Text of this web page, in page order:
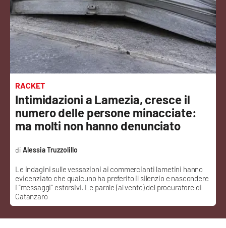
Sanità
Sport
Cultura
Podcast
Meteo
VIDEO
Ambiente
Cronaca
RACKET
Intimidazioni a Lamezia, cresce il
numero delle persone minacciate:
ma molti non hanno denunciato
Le indagini sulle vessazioni ai commercianti lametini hanno
evidenziato che qualcuno ha preferito il silenzio e nascondere
i “messaggi” estorsivi. Le parole (al vento) del procuratore di
Catanzaro
Alessia Truzzolillo